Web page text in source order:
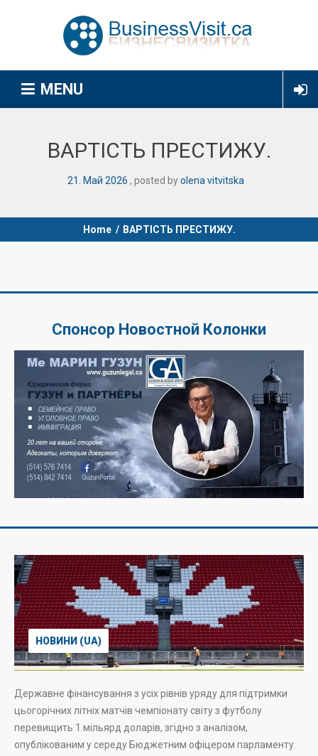
MENU
ВАРТІСТЬ ПРЕСТИЖУ.
21 Май 2026 posted byolena vitvitska
Home / ВАРТІСТЬ ПРЕСТИЖУ.
Спонсор Новостной Колонки
НОВИНИ (UA)
Державне фінансування з усіх рівнів уряду для підтримки
цьогорічних літніх матчів чемпіонату світу з футболу
перевищить 1 мільярд доларів, згідно з аналізом,
опублікованим у середу Бюджетним офіцером парламенту.